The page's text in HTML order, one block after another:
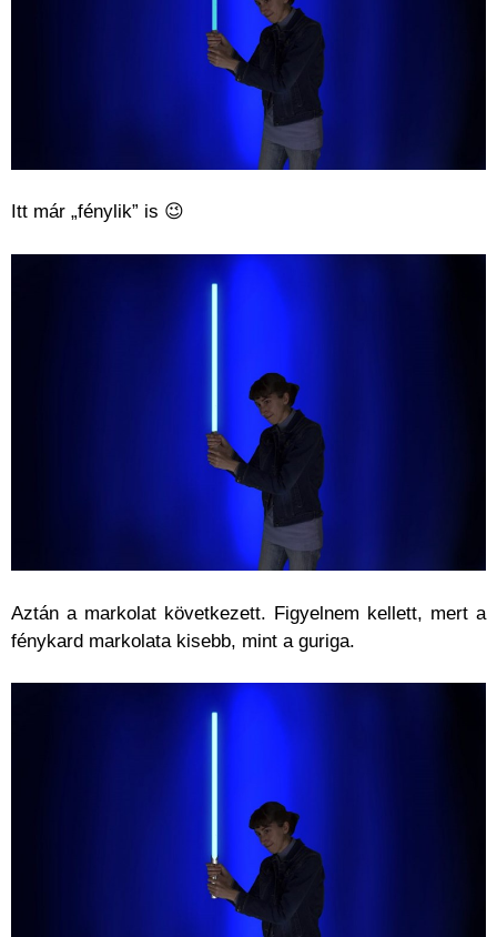
Itt már „fénylik” is 😉
Aztán a markolat következett. Figyelnem kellett, mert a
fénykard markolata kisebb, mint a guriga.